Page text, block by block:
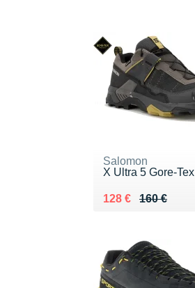
Salomon
X Ultra 5 Gore-Tex
160 €
Au lieu de 160 €
128 €
Vendu 128 €